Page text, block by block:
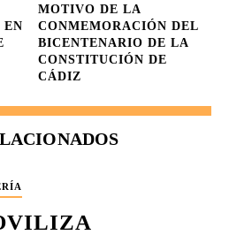
EN
MOTIVO DE LA
CONMEMORACIÓN DEL
BICENTENARIO DE LA
CONSTITUCIÓN DE
CÁDIZ